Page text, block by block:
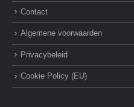
Contact
Algemene voorwaarden
Privacybeleid
Cookie Policy (EU)